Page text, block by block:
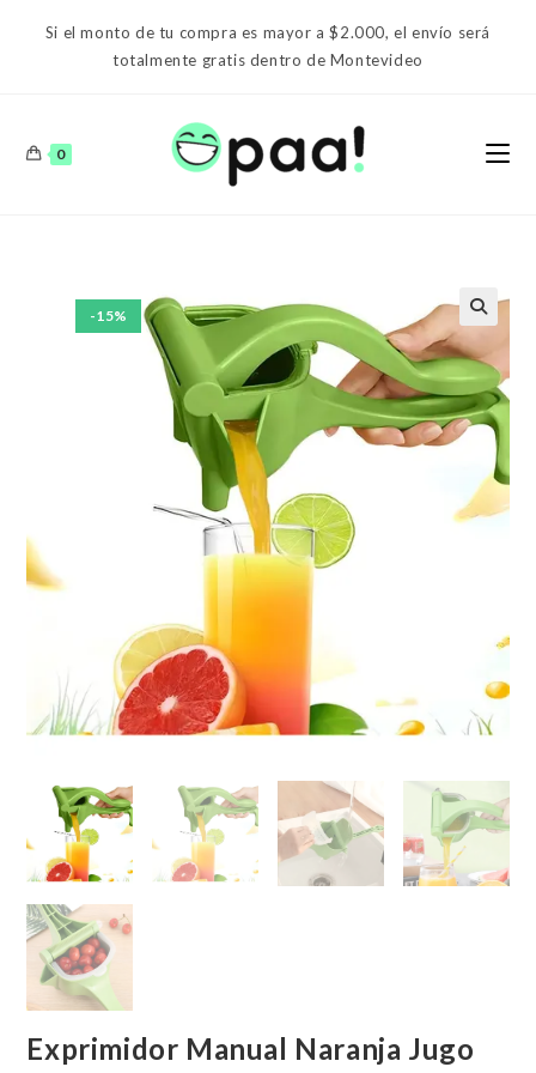
Si el monto de tu compra es mayor a $2.000, el envío será
totalmente gratis dentro de Montevideo
0
-15%
Exprimidor Manual Naranja Jugo